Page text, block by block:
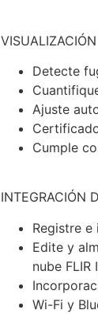
Detecte
Ajuste
Cumple
INTEGRACIÓN
Registre
Edite y
nube
Wi-Fi y